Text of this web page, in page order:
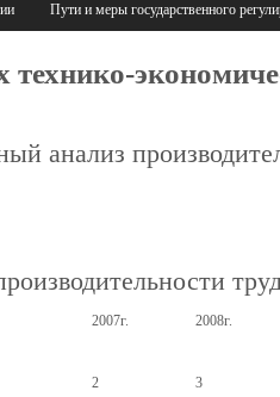
Пути и меры государственного
анализ
2007г. 2008г.
2
3